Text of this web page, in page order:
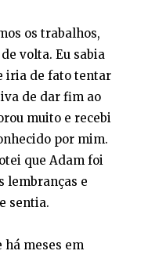
os trabalhos,
volta. Eu sabia
iria de fato tentar
de dar fim ao
muito e recebi
por mim.
que Adam foi
lembranças e
sentia.
há meses em